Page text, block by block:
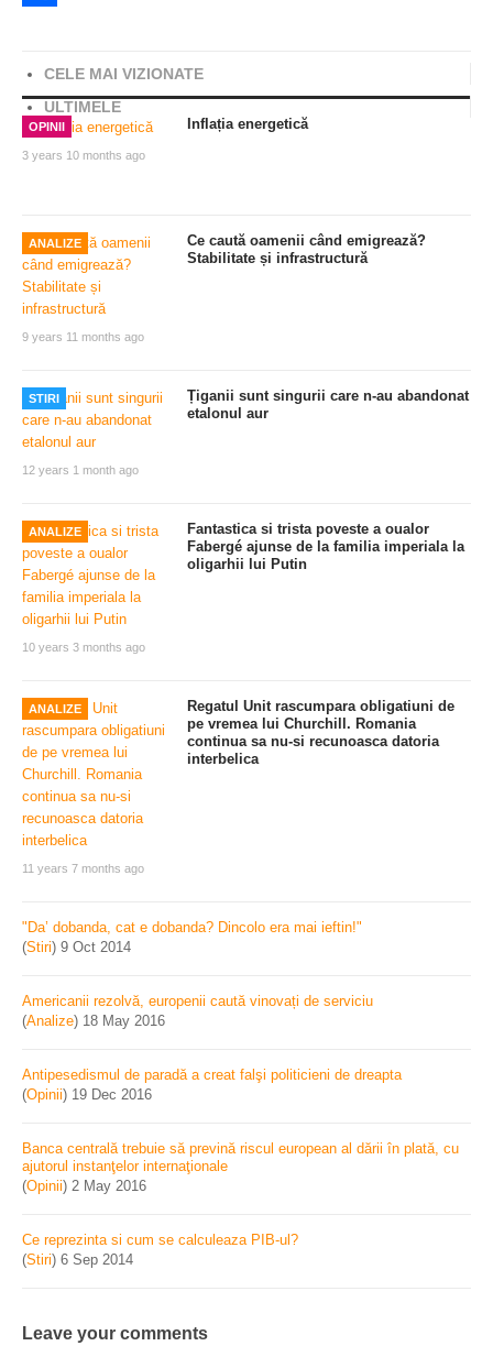
CELE MAI VIZIONATE
ULTIMELE
OPINII
3 years 10 months ago
Inflația energetică
ANALIZE
9 years 11 months ago
Ce caută oamenii când emigrează?
Stabilitate și infrastructură
STIRI
12 years 1 month ago
Țiganii sunt singurii care n-au abandonat
etalonul aur
ANALIZE
10 years 3 months ago
Fantastica si trista poveste a oualor
Fabergé ajunse de la familia imperiala la
oligarhii lui Putin
ANALIZE
11 years 7 months ago
Regatul Unit rascumpara obligatiuni de
pe vremea lui Churchill. Romania
continua sa nu-si recunoasca datoria
interbelica
"Da’ dobanda, cat e dobanda? Dincolo era mai ieftin!"
(Stiri) 9 Oct 2014
Americanii rezolvă, europenii caută vinovați de serviciu
(Analize) 18 May 2016
Antipesedismul de paradă a creat falşi politicieni de dreapta
(Opinii) 19 Dec 2016
Banca centrală trebuie să prevină riscul european al dării în plată, cu
ajutorul instanţelor internaţionale
(Opinii) 2 May 2016
Ce reprezinta si cum se calculeaza PIB-ul?
(Stiri) 6 Sep 2014
Leave your comments